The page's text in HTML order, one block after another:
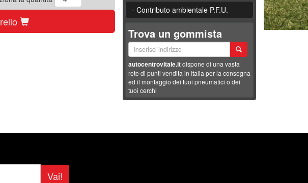
- Contributo ambientale P.F.U.
Trova un gommista
autocentrovitale.itdispone di una vasta
rete di punti vendita in Italia per la consegna
ed il montaggio dei tuoi pneumatici o dei
tuoi cerchi
Vai!